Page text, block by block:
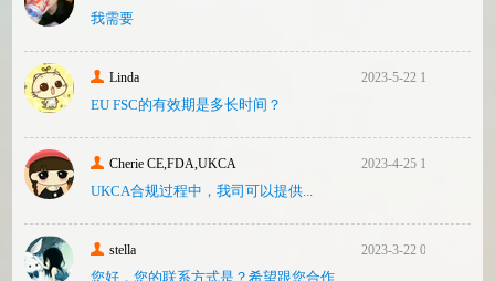
我需要
Linda 2023-5-22 10:43
EU FSC的有效期是多长时间？
Cherie CE,FDA,UKCA 2023-4-25 16:24
UKCA合‮过规‬程中，我司可‮提以‬供...
stella 2023-3-22 08:31
您好，您的联系方式是？希望跟您合作